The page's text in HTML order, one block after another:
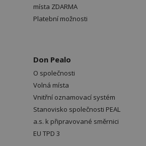
místa ZDARMA
Platební možnosti
Don Pealo
O společnosti
Volná místa
Vnitřní oznamovací systém
Stanovisko společnosti PEAL
a.s. k připravované směrnici
EU TPD 3